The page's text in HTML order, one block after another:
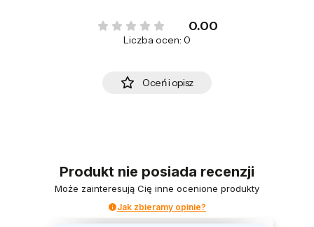
0.00
Liczba ocen: 0
Oceń i opisz
Produkt nie posiada recenzji
Może zainteresują Cię inne ocenione produkty
Jak zbieramy opinie?